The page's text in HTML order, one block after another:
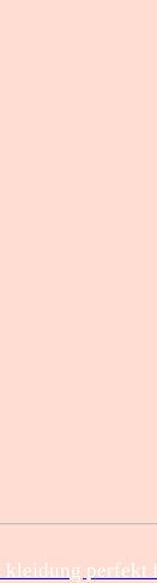
kleidung